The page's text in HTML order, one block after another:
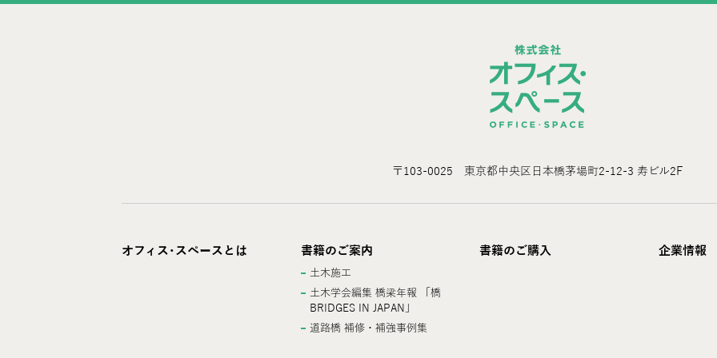
〒103-0025 東京都中央区日本橋茅場町2-12-3 寿ビル2F
オフィス･スペースとは 書籍のご案内
土木施工
土木学会編集 橋梁年報 「橋
BRIDGES IN JAPAN」
道路橋 補修・補強事例集
書籍のご購入 企業情報